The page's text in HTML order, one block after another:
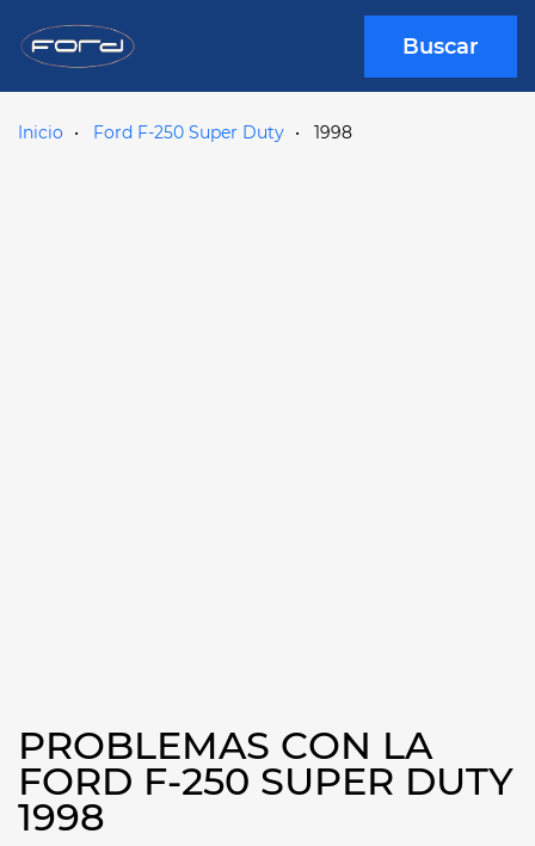
Buscar
Inicio Ford F-250 Super Duty 1998
PROBLEMAS CON LA
FORD F-250 SUPER DUTY
1998